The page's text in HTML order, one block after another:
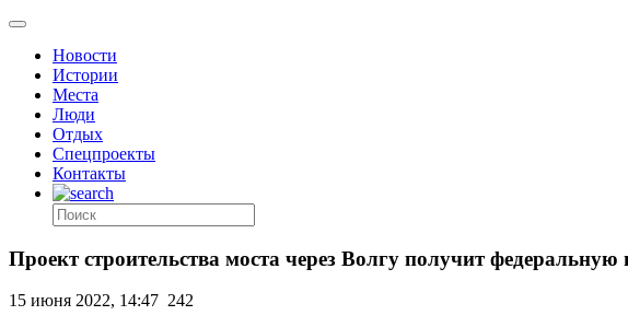
Новости
Истории
Места
Люди
Отдых
Спецпроекты
Контакты
Проект строительства моста через Волгу получит
15 июня 2022, 14:47 242